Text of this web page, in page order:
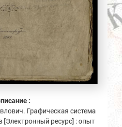
:
Графическая система
[Электронный ресурс] : опыт